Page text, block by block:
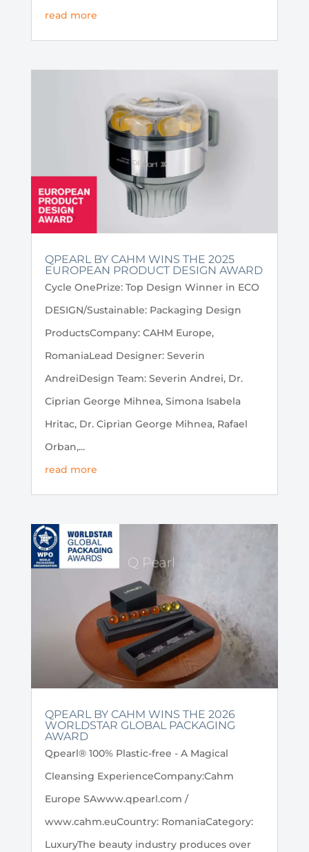
read more
QPEARL BY CAHM WINS THE 2025
EUROPEAN PRODUCT DESIGN AWARD
Cycle OnePrize: Top Design Winner in ECO
DESIGN/Sustainable: Packaging Design
ProductsCompany: CAHM Europe,
RomaniaLead Designer: Severin
AndreiDesign Team: Severin Andrei, Dr.
Ciprian George Mihnea, Simona Isabela
Hritac, Dr. Ciprian George Mihnea, Rafael
Orban,...
read more
QPEARL BY CAHM WINS THE 2026
WORLDSTAR GLOBAL PACKAGING
AWARD
Qpearl® 100% Plastic-free - A Magical
Cleansing ExperienceCompany:Cahm
Europe SAwww.qpearl.com /
www.cahm.euCountry: RomaniaCategory:
LuxuryThe beauty industry produces over